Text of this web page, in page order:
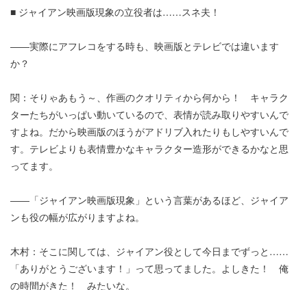
■ ジャイアン映画版現象の立役者は……スネ夫！
――実際にアフレコをする時も、映画版とテレビでは違います
か？
関：そりゃあもう～、作画のクオリティから何から！ キャラク
ターたちがいっぱい動いているので、表情が読み取りやすいんで
すよね。だから映画版のほうがアドリブ入れたりもしやすいんで
す。テレビよりも表情豊かなキャラクター造形ができるかなと思
ってます。
――「ジャイアン映画版現象」という言葉があるほど、ジャイア
ンも役の幅が広がりますよね。
木村：そこに関しては、ジャイアン役として今日までずっと……
「ありがとうございます！」って思ってました。よしきた！ 俺
の時間がきた！ みたいな。